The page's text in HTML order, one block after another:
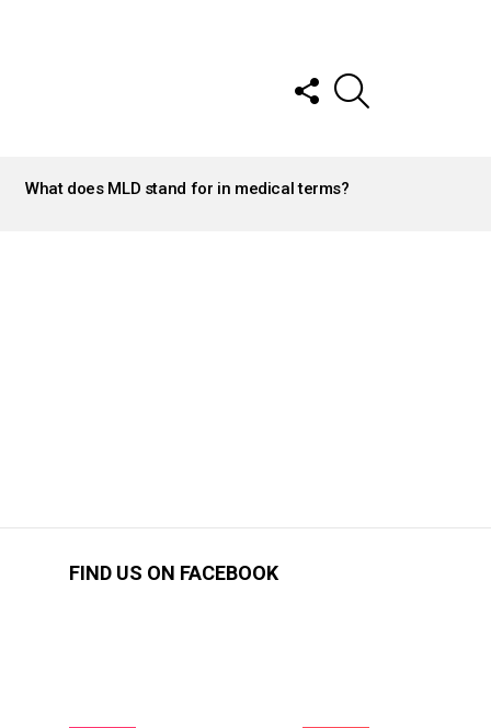
FOLLOW
US
What does MLD stand for in medical terms?
FIND US ON FACEBOOK